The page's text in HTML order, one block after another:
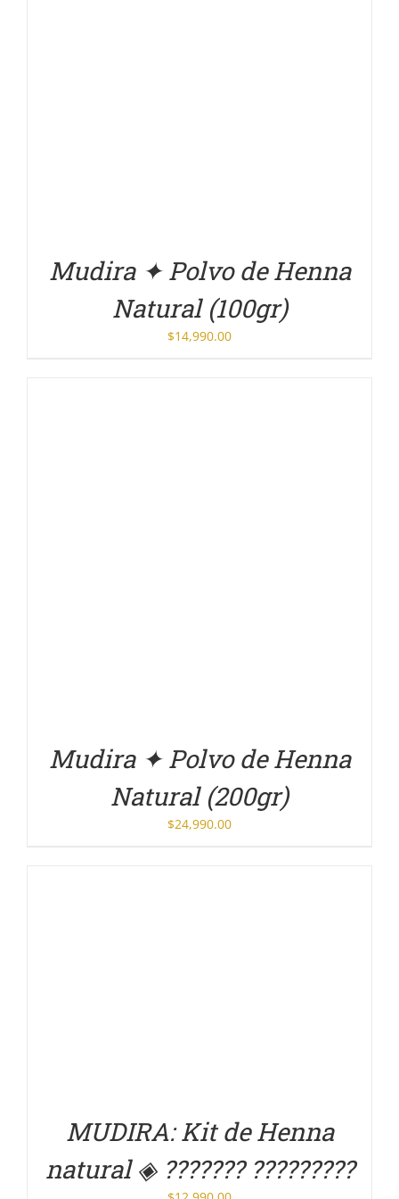
Mudira ✦ Polvo de Henna
Natural (100gr)
$14,990.00
Mudira ✦ Polvo de Henna
Natural (200gr)
$24,990.00
MUDIRA: Kit de Henna
natural ◈ ??????? ?????????